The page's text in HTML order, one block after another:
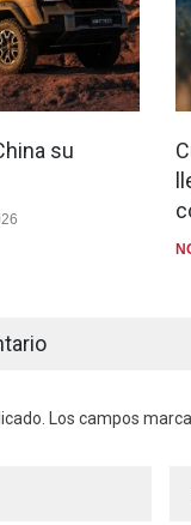
su
Los campos